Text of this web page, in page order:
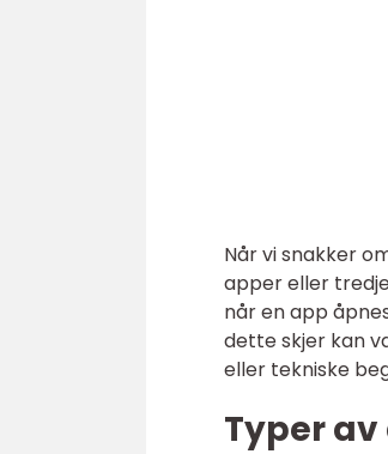
Når vi snakker
apper eller
når en app
dette skjer kan
eller tekniske
Typer